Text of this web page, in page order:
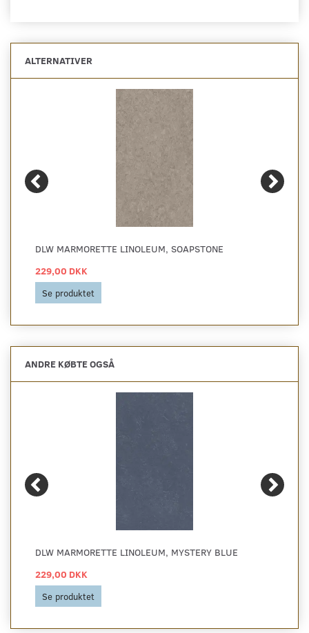
ALTERNATIVER
DLW MARMORETTE LINOLEUM, SOAPSTONE
229,00 DKK
Se produktet
ANDRE KØBTE OGSÅ
DLW MARMORETTE LINOLEUM, MYSTERY BLUE
229,00 DKK
Se produktet